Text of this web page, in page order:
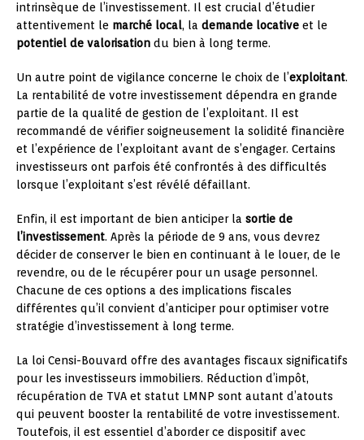
intrinsèque de l’investissement. Il est crucial d’étudier
attentivement le marché local, la demande locative et le
potentiel de valorisation du bien à long terme.
Un autre point de vigilance concerne le choix de l’exploitant.
La rentabilité de votre investissement dépendra en grande
partie de la qualité de gestion de l’exploitant. Il est
recommandé de vérifier soigneusement la solidité financière
et l’expérience de l’exploitant avant de s’engager. Certains
investisseurs ont parfois été confrontés à des difficultés
lorsque l’exploitant s’est révélé défaillant.
Enfin, il est important de bien anticiper la sortie de
l’investissement. Après la période de 9 ans, vous devrez
décider de conserver le bien en continuant à le louer, de le
revendre, ou de le récupérer pour un usage personnel.
Chacune de ces options a des implications fiscales
différentes qu’il convient d’anticiper pour optimiser votre
stratégie d’investissement à long terme.
La loi Censi-Bouvard offre des avantages fiscaux significatifs
pour les investisseurs immobiliers. Réduction d’impôt,
récupération de TVA et statut LMNP sont autant d’atouts
qui peuvent booster la rentabilité de votre investissement.
Toutefois, il est essentiel d’aborder ce dispositif avec